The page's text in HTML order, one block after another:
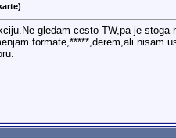
gledam cesto TW,pa je
formate,*****,derem,ali nisam